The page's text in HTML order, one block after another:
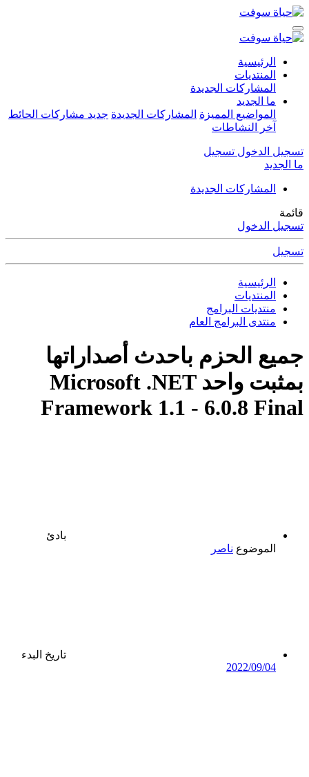
الرئيسية
المنتديات
المشاركات الجديدة
ما الجديد
المواضيع المميزة المشاركات الجديدة جديد مشاركات الحائط
آخر النشاطات
تسجيل الدخول تسجيل
ما الجديد
المشاركات الجديدة
قائمة
تسجيل الدخول
تسجيل
الرئيسية
المنتديات
منتديات البرامج
منتدى البرامج العام
جميع الحزم باحدث أصداراتها
بمثبت واحد Microsoft .NET
Framework 1.1 - 6.0.8 Final
بادئ
الموضوع ناصر
تاريخ البدء
2022/09/04